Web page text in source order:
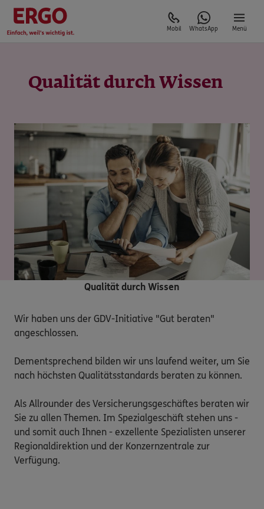
Mobil WhatsApp Menü
Qualität durch Wissen
Qualität durch Wissen
Wir haben uns der GDV-Initiative "Gut beraten"
angeschlossen.
Dementsprechend bilden wir uns laufend weiter, um Sie
nach höchsten Qualitätsstandards beraten zu können.
Als Allrounder des Versicherungsgeschäftes beraten wir
Sie zu allen Themen. Im Spezialgeschäft stehen uns -
und somit auch Ihnen - exzellente Spezialisten unserer
Regionaldirektion und der Konzernzentrale zur
Verfügung.